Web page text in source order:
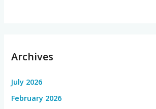
Archives
July 2026
February 2026